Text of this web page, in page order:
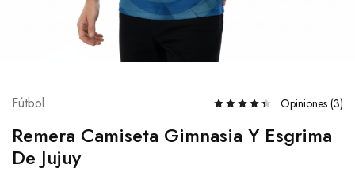
Fútbol Opiniones (3)
Remera Camiseta Gimnasia Y Esgrima
De Jujuy